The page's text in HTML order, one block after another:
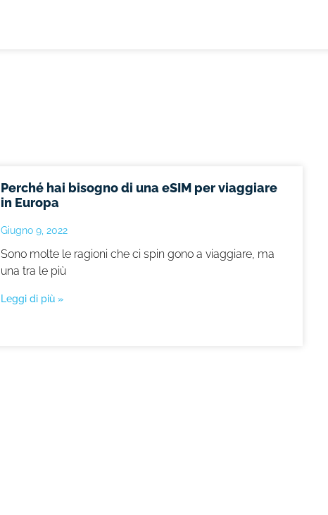
Perché hai bisogno di una eSIM per viaggiare
in Europa
Giugno 9, 2022
Sono molte le ragioni che ci spin gono a viaggiare, ma
una tra le più
Leggi di più »